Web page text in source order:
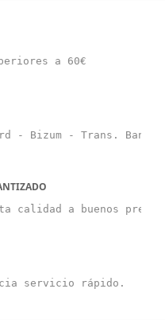
a 60€
- Bizum - Trans.
calidad a buenos
servicio rápido.